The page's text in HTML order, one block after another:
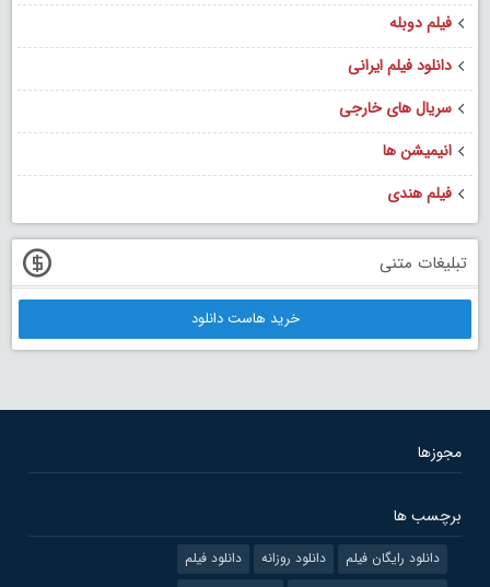
فیلم دوبله
دانلود فیلم ایرانی
سریال های خارجی
انیمیشن ها
فیلم هندی
تبلیغات متنی
خرید هاست دانلود
مجوزها
برچسب ها
دانلود رایگان فیلم دانلود روزانه
دانلود فیلم